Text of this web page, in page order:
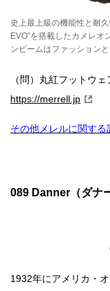
史上最上級の機能性と耐
EVO”を搭載したカメレオ
ンビームはファッション
（問）丸紅フットウ
https://merrell.jp
その他メレルに関する
089 Danner（ダナ
1932年にアメリカ・